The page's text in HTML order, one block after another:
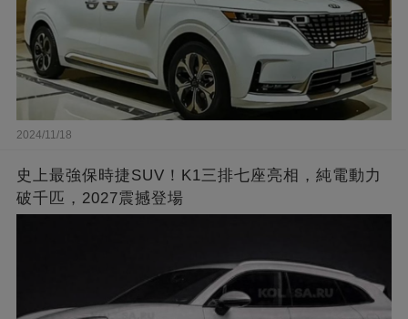
2024/11/18
史上最強保時捷SUV！K1三排七座亮相，純電動力
破千匹，2027震撼登場